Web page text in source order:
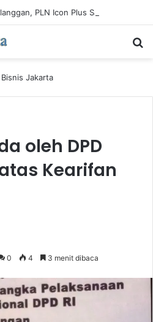
oleh DPD
Kearifan
0 4 3 menit dibaca